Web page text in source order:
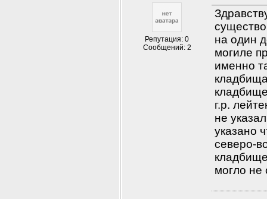
Репутация: 0
Сообщений: 2
на один
могиле
именно
г.р.
не
указано
северо-
могло не